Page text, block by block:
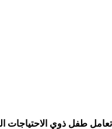
تعامل طفل ذوي الاحتياجات